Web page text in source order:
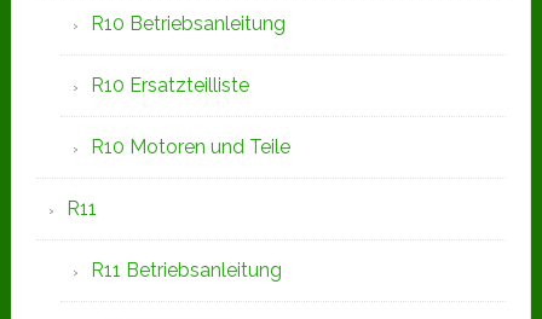
R10 Betriebsanleitung
R10 Ersatzteilliste
R10 Motoren und Teile
R11
R11 Betriebsanleitung